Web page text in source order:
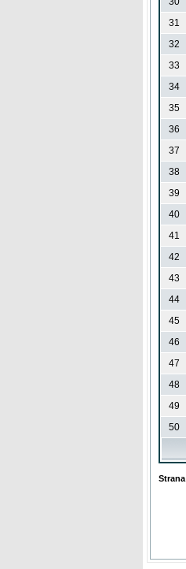
31
32
33
34
35
36
37
38
39
40
41
42
43
44
45
46
47
48
49
50
Strana